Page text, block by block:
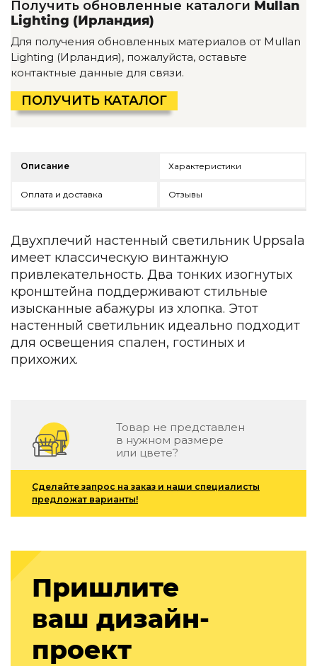
Детская мебель
Уличная и садовая мебель
Фитнес и wellness-оборудование
Коллекции
ROOM — Modern
INTERRA — Soft Modern
ARTOPIA — Mid-Century
Подбор, производство и комплектация по вашему
Декор
Для кухни
Предметы интерьера
Зеркала
Вентиляторы
Ковры
Зеленые стены
Дизайнерские кальяны
Подбор, производство и комплектация по вашему
Подбор, производство и комплектация по вашему
Отделка и ремонт
Стены
Акустические панели
Стеновые декоративные панели
Террасные и фасадные системы
Биоклиматические перголы
Камень
Изделия из натурального мрамора и камня
Светящийся камень
Подбор, производство и комплектация по вашему
Получить обновленные каталоги Mullan
Lighting (Ирландия)
Для получения обновленных материалов от Mullan
Lighting (Ирландия), пожалуйста, оставьте
контактные данные для связи.
ПОЛУЧИТЬ КАТАЛОГ
Описание Характеристики
Оплата и доставка Отзывы
Двухплечий настенный светильник Uppsala
имеет классическую винтажную
привлекательность. Два тонких изогнутых
кронштейна поддерживают стильные
изысканные абажуры из хлопка. Этот
настенный светильник идеально подходит
для освещения спален, гостиных и
прихожих.
Товар не представлен
в нужном размере
или цвете?
Сделайте запрос на заказ и наши специалисты
предложат варианты!
Пришлите
ваш дизайн-
проект